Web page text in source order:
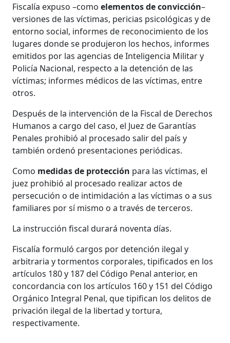
Fiscalía expuso –comoelementos de convicción–
versiones de las víctimas, pericias psicológicas y de
entorno social, informes de reconocimiento de los
lugares donde se produjeron los hechos, informes
emitidos por las agencias de Inteligencia Militar y
Policía Nacional, respecto a la detención de las
víctimas; informes médicos de las víctimas, entre
otros.
Después de la intervención de la Fiscal de Derechos
Humanos a cargo del caso, el Juez de Garantías
Penales prohibió al procesado salir del país y
también ordenó presentaciones periódicas.
Como medidas de protección para las víctimas, el
juez prohibió al procesado realizar actos de
persecución o de intimidación a las víctimas o a sus
familiares por sí mismo o a través de terceros.
La instrucción fiscal durará noventa días.
Fiscalía formuló cargos por detención ilegal y
arbitraria y tormentos corporales, tipificados en los
artículos 180 y 187 del Código Penal anterior, en
concordancia con los artículos 160 y 151 del Código
Orgánico Integral Penal, que tipifican los delitos de
privación ilegal de la libertad y tortura,
respectivamente.